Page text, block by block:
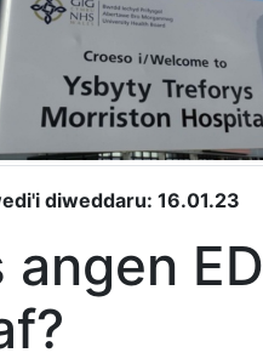
diweddaru: 16.01.23
angen ED